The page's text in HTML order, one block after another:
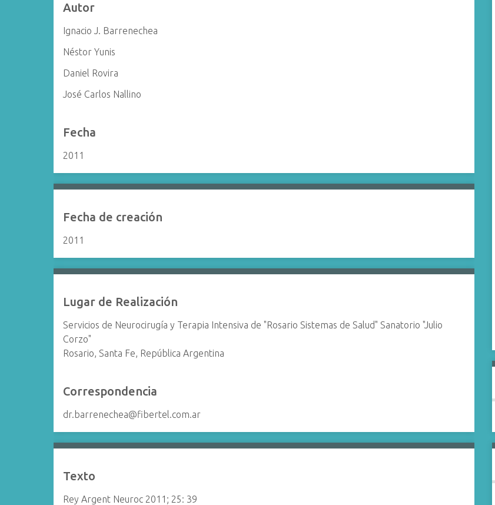
Autor
Ignacio J. Barrenechea
Néstor Yunis
Daniel Rovira
José Carlos Nallino
Fecha
2011
Fecha de creación
2011
Lugar de Realización
Servicios de Neurocirugía y Terapia Intensiva de "Rosario Sistemas de Salud" Sanatorio "Julio
Corzo"
Rosario, Santa Fe, República Argentina
Correspondencia
dr.barrenechea@fibertel.com.ar
Texto
Rey Argent Neuroc 2011; 25: 39